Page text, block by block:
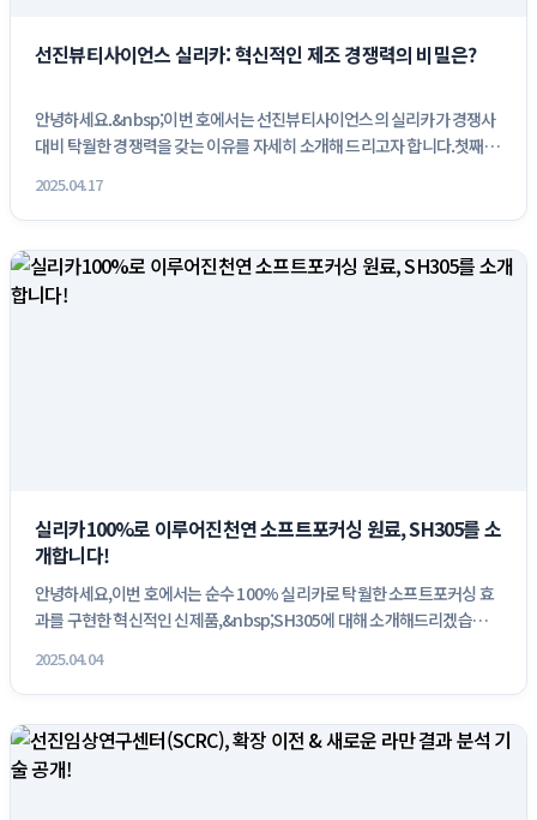
선진뷰티사이언스 실리카: 혁신적인 제조 경쟁력의 비밀은?
안녕하세요.&nbsp;이번 호에서는 선진뷰티사이언스의 실리카가 경쟁사
대비 탁월한 경쟁력을 갖는 이유를 자세히 소개해 드리고자 합니다.첫째,
2025.04.17
실리카100%로 이루어진천연 소프트포커싱 원료, SH305를 소
개합니다!
안녕하세요,이번 호에서는 순수 100% 실리카로 탁월한 소프트포커싱 효
과를 구현한 혁신적인 신제품,&nbsp;SH305에 대해 소개해드리겠습니
2025.04.04